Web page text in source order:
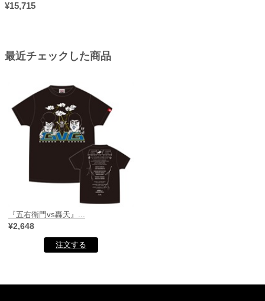
¥15,715
最近チェックした商品
『五右衛門vs轟天』...
¥2,648